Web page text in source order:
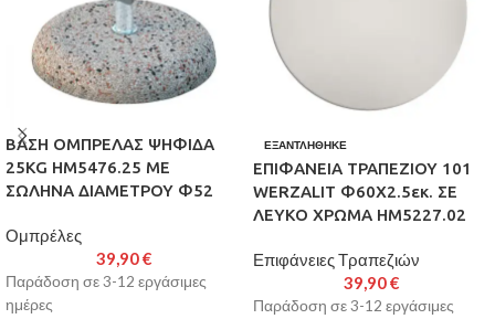
ΒΑΣΗ ΟΜΠΡΕΛΑΣ ΨΗΦΙΔΑ
25KG HM5476.25 ΜΕ
ΣΩΛΗΝΑ ΔΙΑΜΕΤΡΟΥ Φ52
Ομπρέλες
39,90€
Παράδοση σε 3-12 εργάσιμες
ημέρες
ΕΞΑΝΤΛΉΘΗΚΕ
ΕΠΙΦΑΝΕΙΑ ΤΡΑΠΕΖΙΟΥ 101
WERZALIT Φ60Χ2.5εκ. ΣΕ
ΛΕΥΚΟ ΧΡΩΜΑ HM5227.02
Επιφάνειες Τραπεζιών
39,90€
Παράδοση σε 3-12 εργάσιμες